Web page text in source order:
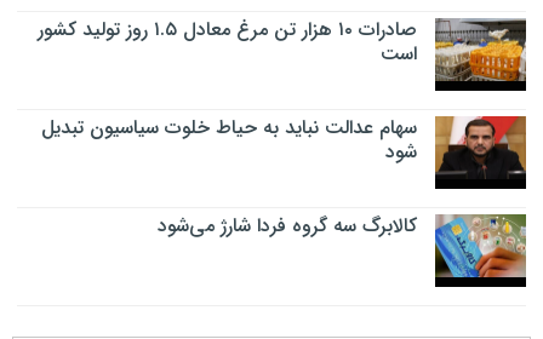
صادرات ۱۰ هزار تن مرغ معادل ۱.۵ روز تولید کشور
است
سهام عدالت نباید به حیاط خلوت سیاسیون تبدیل
شود
کالابرگ سه گروه فردا شارژ می‌شود